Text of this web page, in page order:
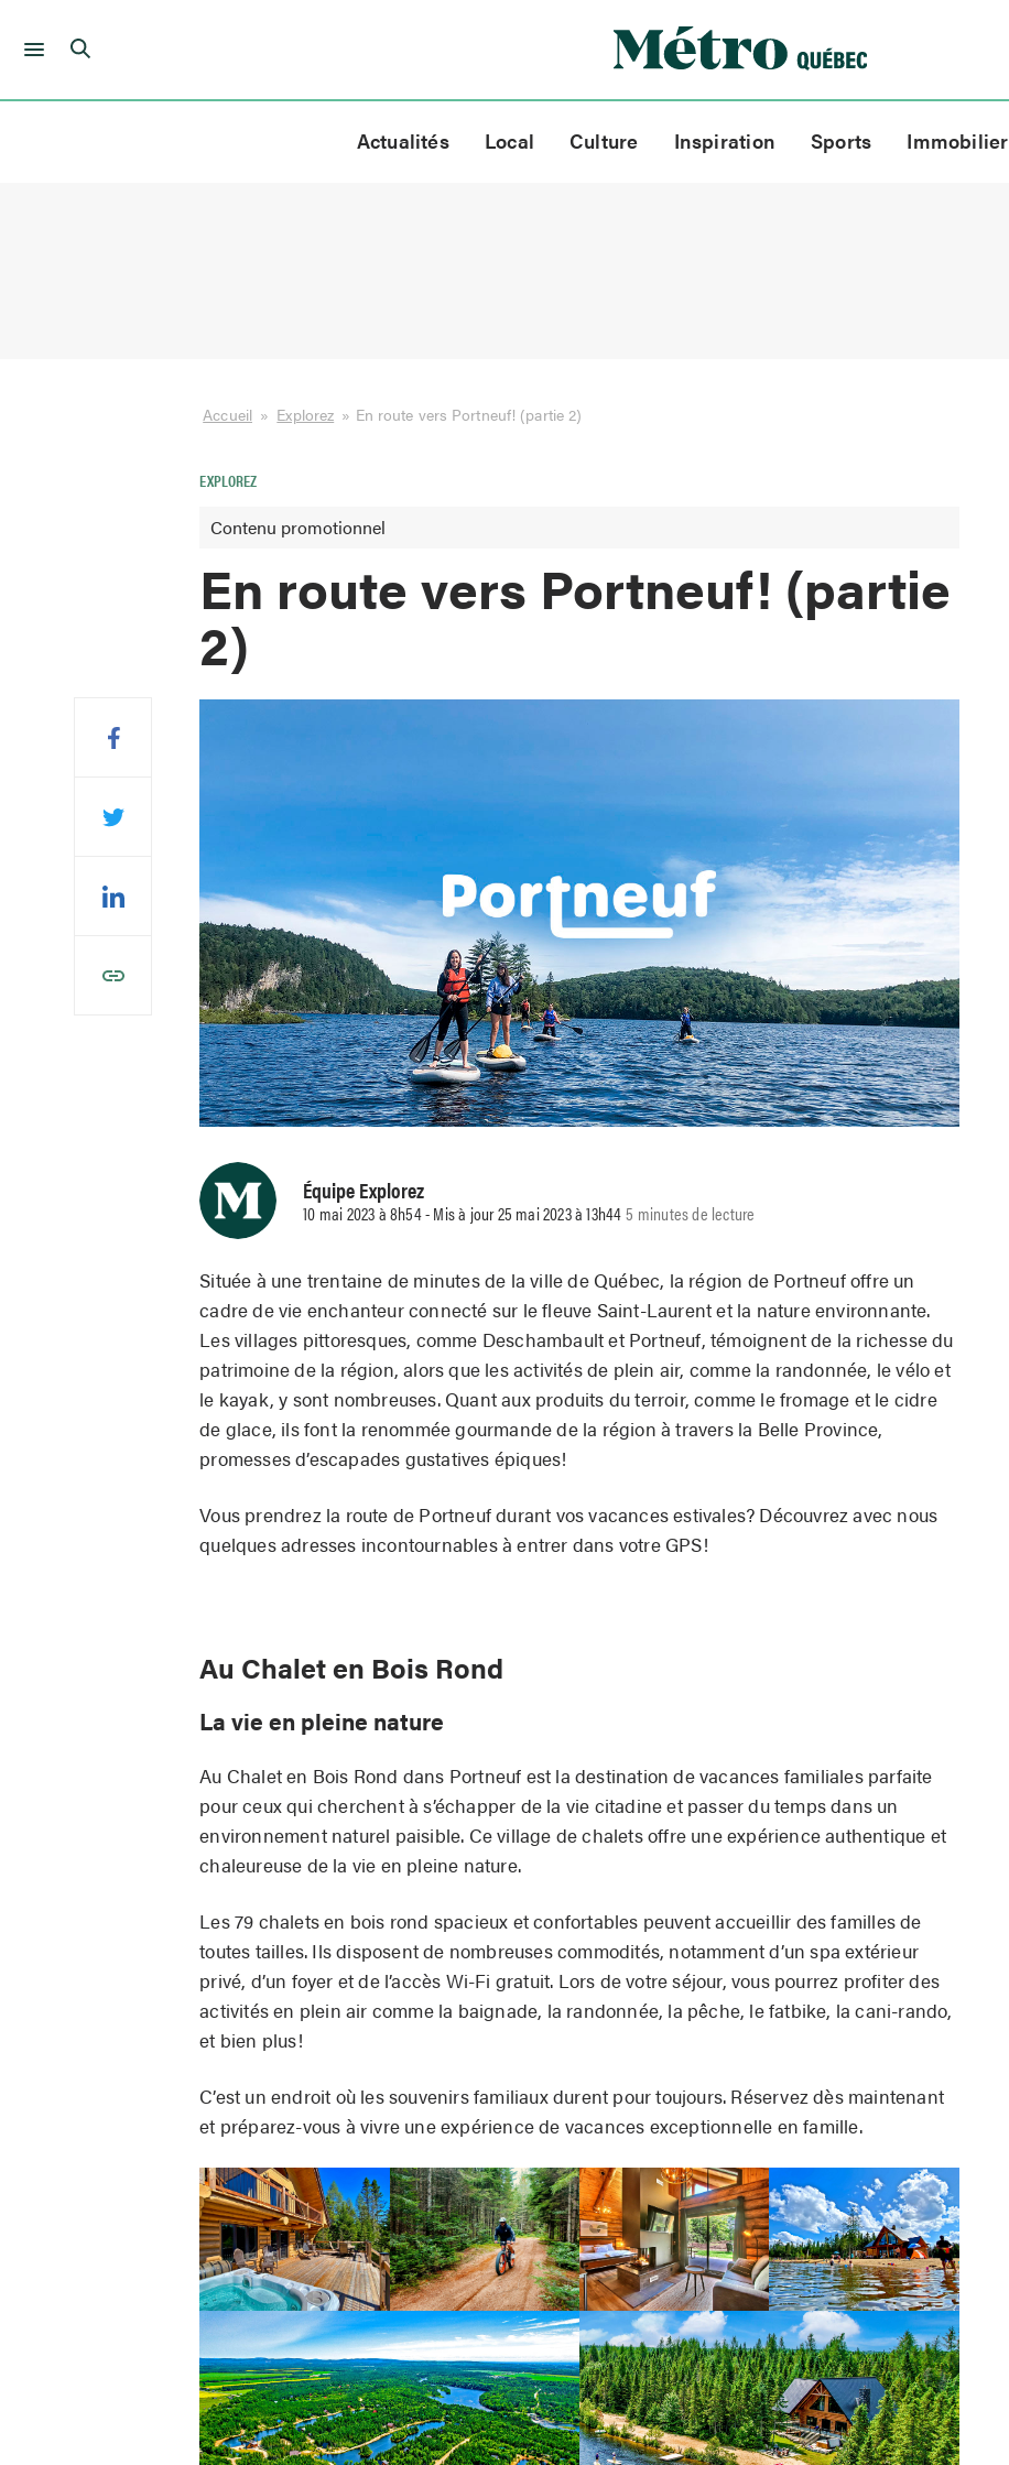
Skip
Actualités Local Culture Inspiration Sports Immobilier
Accueil » Explorez » En route vers Portneuf! (partie 2)
EXPLOREZ
Contenu promotionnel
En route vers Portneuf! (partie
2)
Équipe Explorez
10 mai 2023 à 8h54 - Mis à jour 25 mai 2023 à 13h445 minutes de lecture
Située à une trentaine de minutes de la ville de Québec, la région de Portneuf offre un
cadre de vie enchanteur connecté sur le fleuve Saint-Laurent et la nature environnante.
Les villages pittoresques, comme Deschambault et Portneuf, témoignent de la richesse du
patrimoine de la région, alors que les activités de plein air, comme la randonnée, le vélo et
le kayak, y sont nombreuses. Quant aux produits du terroir, comme le fromage et le cidre
de glace, ils font la renommée gourmande de la région à travers la Belle Province,
promesses d’escapades gustatives épiques!
Vous prendrez la route de Portneuf durant vos vacances estivales? Découvrez avec nous
quelques adresses incontournables à entrer dans votre GPS!
Au Chalet en Bois Rond
La vie en pleine nature
Au Chalet en Bois Rond dans Portneuf est la destination de vacances familiales parfaite
pour ceux qui cherchent à s’échapper de la vie citadine et passer du temps dans un
environnement naturel paisible. Ce village de chalets offre une expérience authentique et
chaleureuse de la vie en pleine nature.
Les 79 chalets en bois rond spacieux et confortables peuvent accueillir des familles de
toutes tailles. Ils disposent de nombreuses commodités, notamment d’un spa extérieur
privé, d’un foyer et de l’accès Wi-Fi gratuit. Lors de votre séjour, vous pourrez profiter des
activités en plein air comme la baignade, la randonnée, la pêche, le fatbike, la cani-rando,
et bien plus!
C’est un endroit où les souvenirs familiaux durent pour toujours. Réservez dès maintenant
et préparez-vous à vivre une expérience de vacances exceptionnelle en famille.